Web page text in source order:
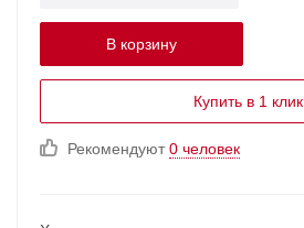
В корзину
Купить в 1 клик
Рекомендуют0 человек